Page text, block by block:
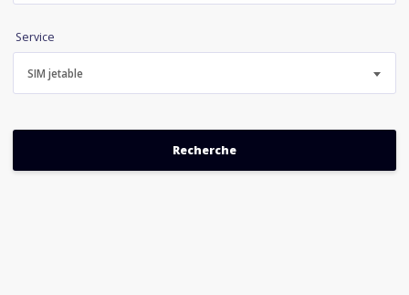
Service
SIM jetable